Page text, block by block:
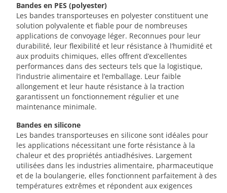
Bandes en PES (polyester)
Les bandes transporteuses en polyester constituent une
solution polyvalente et fiable pour de nombreuses
applications de convoyage léger. Reconnues pour leur
durabilité, leur flexibilité et leur résistance à l’humidité et
aux produits chimiques, elles offrent d’excellentes
performances dans des secteurs tels que la logistique,
l’industrie alimentaire et l’emballage. Leur faible
allongement et leur haute résistance à la traction
garantissent un fonctionnement régulier et une
maintenance minimale.
Bandes en silicone
Les bandes transporteuses en silicone sont idéales pour
les applications nécessitant une forte résistance à la
chaleur et des propriétés antiadhésives. Largement
utilisées dans les industries alimentaire, pharmaceutique
et de la boulangerie, elles fonctionnent parfaitement à des
températures extrêmes et répondent aux exigences